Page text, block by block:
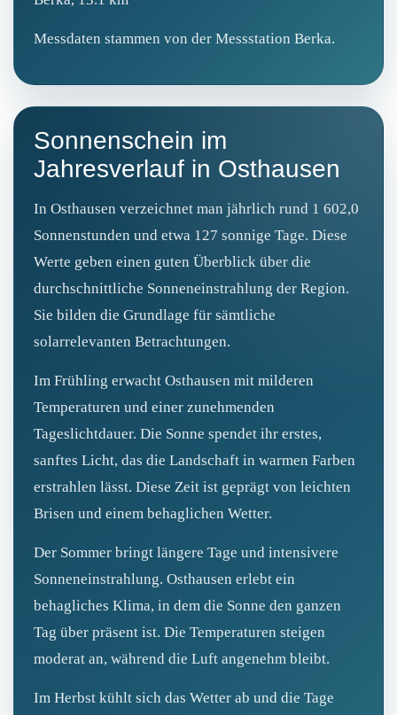
Messdaten stammen von der Messstation Berka.
Sonnenschein im
Jahresverlauf in Osthausen
In Osthausen verzeichnet man jährlich rund 1 602,0
Sonnenstunden und etwa 127 sonnige Tage. Diese
Werte geben einen guten Überblick über die
durchschnittliche Sonneneinstrahlung der Region.
Sie bilden die Grundlage für sämtliche
solarrelevanten Betrachtungen.
Im Frühling erwacht Osthausen mit milderen
Temperaturen und einer zunehmenden
Tageslichtdauer. Die Sonne spendet ihr erstes,
sanftes Licht, das die Landschaft in warmen Farben
erstrahlen lässt. Diese Zeit ist geprägt von leichten
Brisen und einem behaglichen Wetter.
Der Sommer bringt längere Tage und intensivere
Sonneneinstrahlung. Osthausen erlebt ein
behagliches Klima, in dem die Sonne den ganzen
Tag über präsent ist. Die Temperaturen steigen
moderat an, während die Luft angenehm bleibt.
Im Herbst kühlt sich das Wetter ab und die Tage